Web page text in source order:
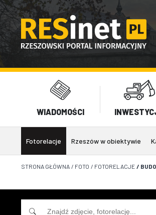
WIADOMOŚCI
Fotorelacje Rzeszów w obiektywie
STRONA GŁÓWNA / FOTO / FOTORELACJE /